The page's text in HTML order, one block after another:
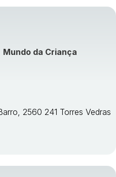
Mundo da Criança
2560 241 Torres Vedras